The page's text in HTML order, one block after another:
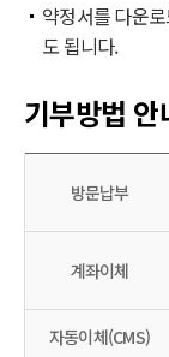
약정서를 다운
도 됩니다.
기부방법 안
방문납부
계좌이체
자동이체(CMS)